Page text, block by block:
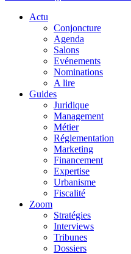
Actu
Conjoncture
Agenda
Salons
Evénements
Nominations
A lire
Guides
Juridique
Management
Métier
Réglementation
Marketing
Financement
Expertise
Urbanisme
Fiscalité
Zoom
Stratégies
Interviews
Tribunes
Dossiers